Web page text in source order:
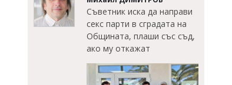
Съветник иска да направи
секс парти в сградата на
Общината, плаши със съд,
ако му откажат